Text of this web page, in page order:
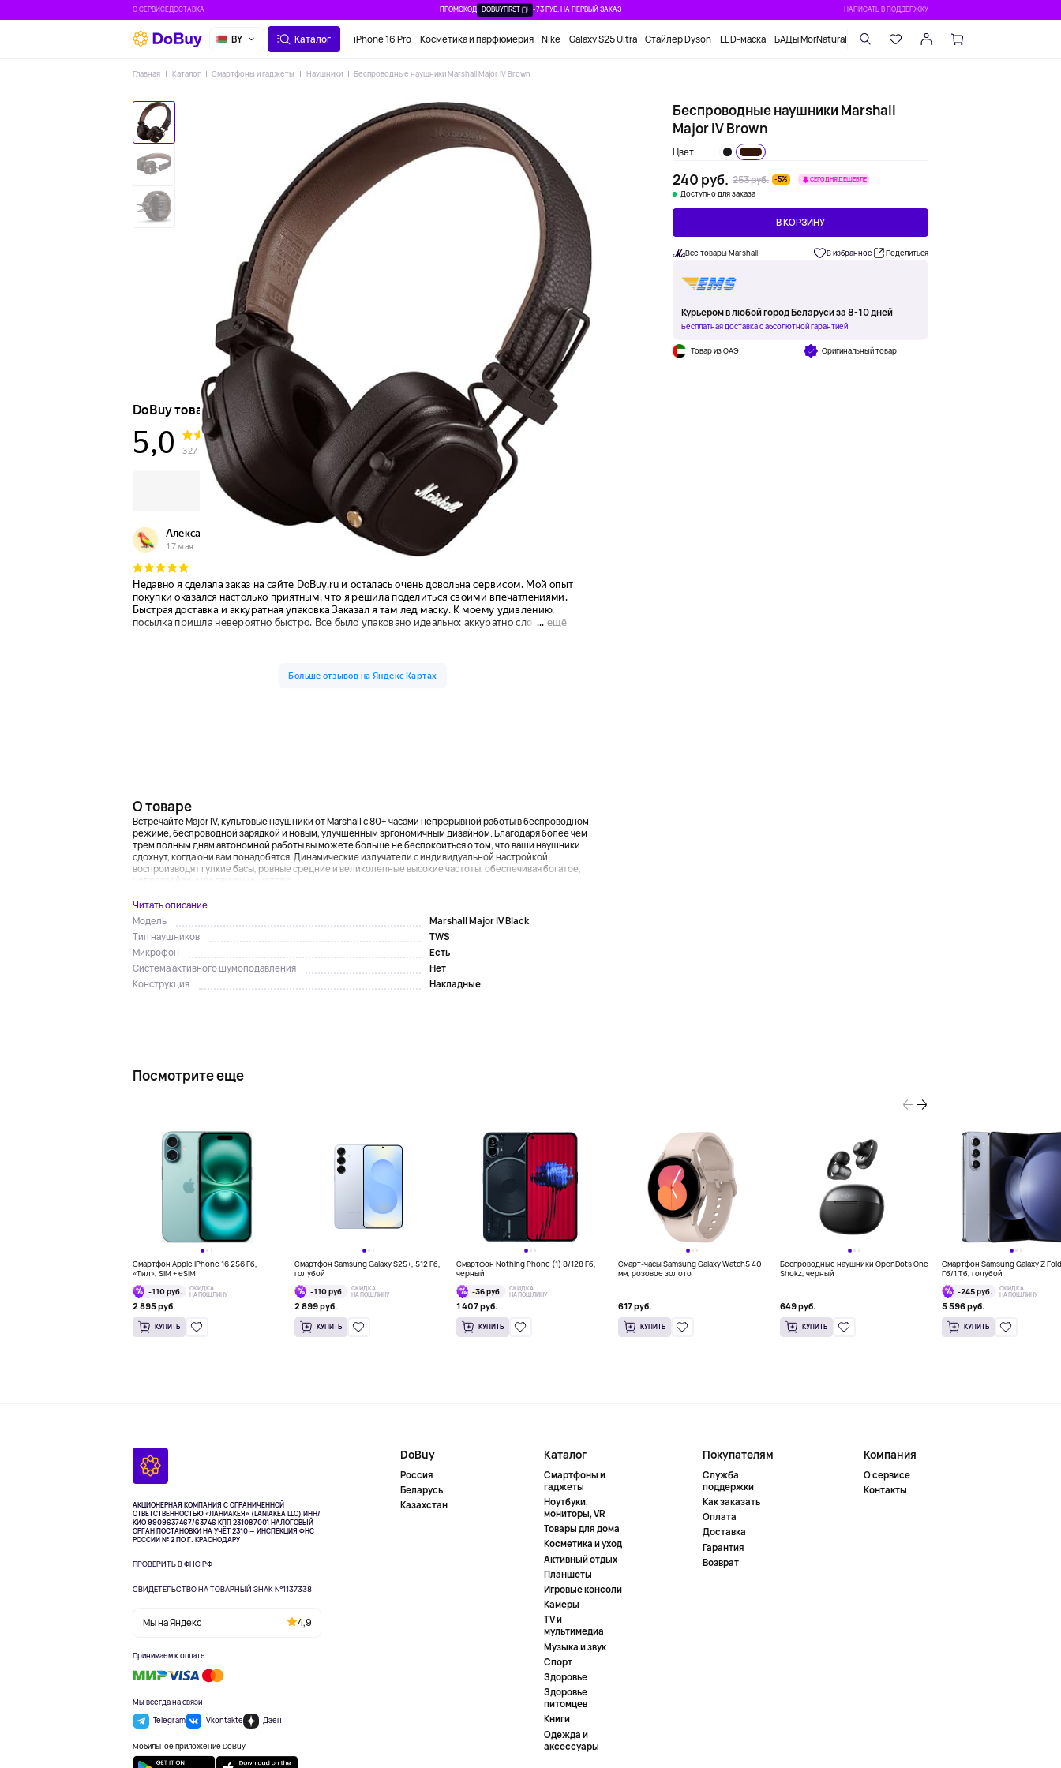
О СЕРВИСЕДОСТАВКА ПРОМОКОД DOBUYFIRST -73 РУБ. НА ПЕРВЫЙ ЗАКАЗ НАПИСАТЬ В ПОДДЕРЖКУ
BY Каталог iPhone 16 Pro Косметика и парфюмерия Nike Galaxy S25 Ultra Стайлер Dyson LED-маска БАДы MorNatural
Главная Каталог Смартфоны и гаджеты Наушники Беспроводные наушники Marshall Major IV Brown
Беспроводные наушники Marshall
Major IV Brown
Цвет
240 руб. 253 руб. -5% СЕГОДНЯ ДЕШЕВЛЕ
Доступно для заказа
В КОРЗИНУ
Все товары Marshall В избранное Поделиться
Курьером в любой город Беларуси за 8-10 дней
Бесплатная доставка с абсолютной гарантией
Товар из ОАЭ Оригинальный товар
О товаре
Встречайте Major IV, культовые наушники от Marshall с 80+ часами непрерывной работы в беспроводном
режиме, беспроводной зарядкой и новым, улучшенным эргономичным дизайном. Благодаря более чем
трем полным дням автономной работы вы можете больше не беспокоиться о том, что ваши наушники
сдохнут, когда они вам понадобятся. Динамические излучатели с индивидуальной настройкой
воспроизводят гулкие басы, ровные средние и великолепные высокие частоты, обеспечивая богатое,
непревзойденное звучание, которо...
Читать описание
Модель
Marshall Major IV Black
Тип наушников
TWS
Микрофон
Есть
Система активного шумоподавления
Нет
Конструкция
Накладные
Посмотрите еще
Смартфон Apple iPhone 16 256 Гб,
«Тил», SIM + eSIM
-110 руб.
СКИДКА
НА ПОШЛИНУ
2 895 руб.
КУПИТЬ
Смартфон Samsung Galaxy S25+, 512 Гб,
голубой
-110 руб.
СКИДКА
НА ПОШЛИНУ
2 899 руб.
КУПИТЬ
Смартфон Nothing Phone (1) 8/128 Гб,
черный
-36 руб.
СКИДКА
НА ПОШЛИНУ
1 407 руб.
КУПИТЬ
Смарт-часы Samsung Galaxy Watch5 40
мм, розовое золото
617 руб.
КУПИТЬ
Беспроводные наушники OpenDots One
Shokz, черный
649 руб.
КУПИТЬ
Смартфон Samsung Galaxy Z
Гб/1 Тб, голубой
-245 руб.
СКИДКА
НА ПОШЛИНУ
5 596 руб.
КУПИТЬ
АКЦИОНЕРНАЯ КОМПАНИЯ С ОГРАНИЧЕННОЙ
ОТВЕТСТВЕННОСТЬЮ «ЛАНИАКЕЯ» (LANIAKEA LLC) ИНН/
КИО 9909637467/63746 КПП 231087001НАЛОГОВЫЙ
ОРГАН ПОСТАНОВКИ НА УЧЁТ 2310 — ИНСПЕКЦИЯ ФНС
РОССИИ № 2 ПО Г. КРАСНОДАРУ
ПРОВЕРИТЬ В ФНС РФ
СВИДЕТЕЛЬСТВО НА ТОВАРНЫЙ ЗНАК №1137338
Мы на Яндекс 4,9
Принимаем к оплате
Мы всегда на связи
Telegram
Vkontakte Дзен
Мобильное приложение DoBuy
DoBuy
Россия
Беларусь
Казахстан
Каталог
Смартфоны и
гаджеты
Ноутбуки,
мониторы, VR
Товары для дома
Косметика и уход
Активный отдых
Планшеты
Игровые консоли
Камеры
TV и
мультимедиа
Музыка и звук
Спорт
Здоровье
Здоровье
питомцев
Книги
Одежда и
аксессуары
Покупателям
Служба
поддержки
Как заказать
Оплата
Доставка
Гарантия
Возврат
Компания
О сервисе
Контакты